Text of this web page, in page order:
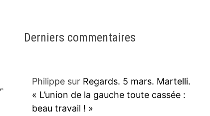
Derniers commentaires
Philippesur Regards. 5 mars. Martelli.
« L’union de la gauche toute cassée :
beau travail ! »